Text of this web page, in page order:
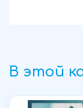
В этой